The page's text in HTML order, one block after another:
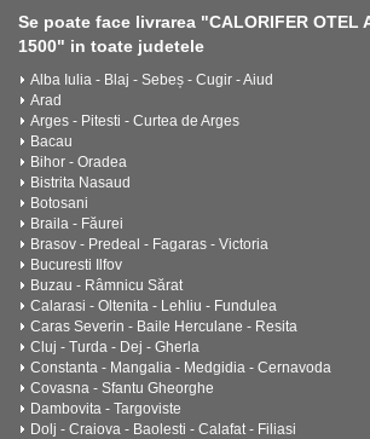
Se poate face livrarea "CALORIFER OTEL
1500" in toate judetele
Alba Iulia - Blaj - Sebeș - Cugir - Aiud
Arad
Arges - Pitesti - Curtea de Arges
Bacau
Bihor - Oradea
Bistrita Nasaud
Botosani
Braila - Făurei
Brasov - Predeal - Fagaras - Victoria
Bucuresti Ilfov
Buzau - Râmnicu Sărat
Calarasi - Oltenita - Lehliu - Fundulea
Caras Severin - Baile Herculane - Resita
Cluj - Turda - Dej - Gherla
Constanta - Mangalia - Medgidia - Cernavoda
Covasna - Sfantu Gheorghe
Dambovita - Targoviste
Dolj - Craiova - Baolesti - Calafat - Filiasi